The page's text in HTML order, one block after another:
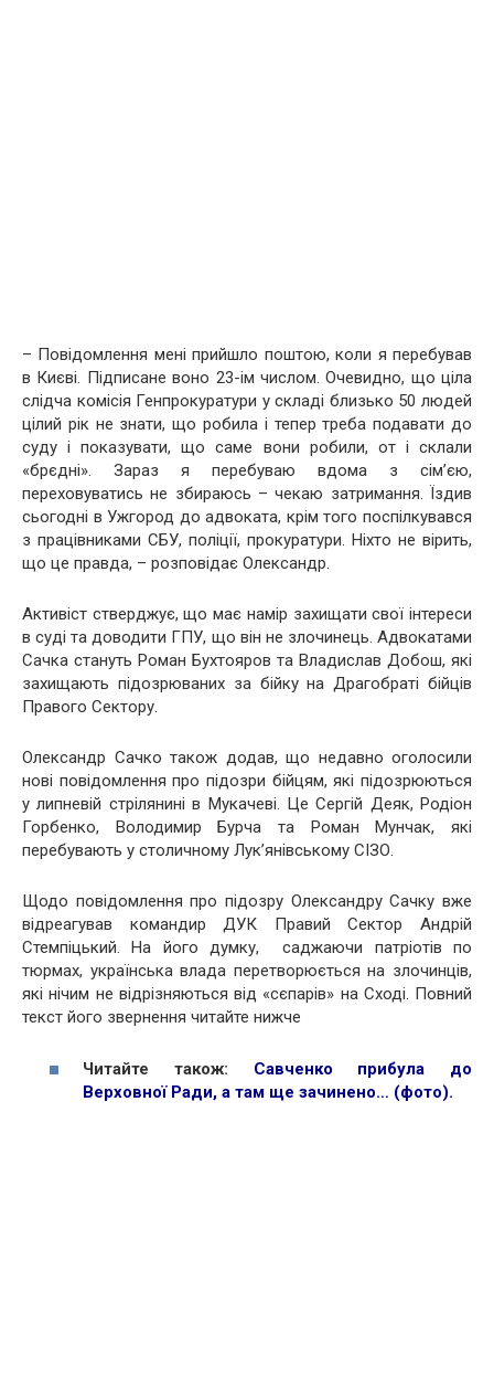
– Повідомлення мені прийшло поштою, коли я перебував
в Києві. Підписане воно 23-ім числом. Очевидно, що ціла
слідча комісія Генпрокуратури у складі близько 50 людей
цілий рік не знати, що робила і тепер треба подавати до
суду і показувати, що саме вони робили, от і склали
«брєдні». Зараз я перебуваю вдома з сім’єю,
переховуватись не збираюсь – чекаю затримання. Їздив
сьогодні в Ужгород до адвоката, крім того поспілкувався
з працівниками СБУ, поліції, прокуратури. Ніхто не вірить,
що це правда, – розповідає Олександр.
Активіст стверджує, що має намір захищати свої інтереси
в суді та доводити ГПУ, що він не злочинець. Адвокатами
Сачка стануть Роман Бухтояров та Владислав Добош, які
захищають підозрюваних за бійку на Драгобраті бійців
Правого Сектору.
Олександр Сачко також додав, що недавно оголосили
нові повідомлення про підозри бійцям, які підозрюються
у липневій стрілянині в Мукачеві. Це Сергій Деяк, Родіон
Горбенко, Володимир Бурча та Роман Мунчак, які
перебувають у столичному Лук’янівському СІЗО.
Щодо повідомлення про підозру Олександру Сачку вже
відреагував командир ДУК Правий Сектор Андрій
Стемпіцький. На його думку, саджаючи патріотів по
тюрмах, українська влада перетворюється на злочинців,
які нічим не відрізняються від «сєпарів» на Сході. Повний
текст його звернення читайте нижче
Читайте також: Савченко прибула до
Верховної Ради, а там ще зачинено… (фото).